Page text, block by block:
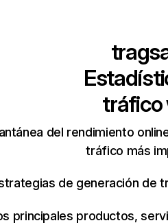
tráfico
del rendimiento
tráfico más
de generación de
principales productos,